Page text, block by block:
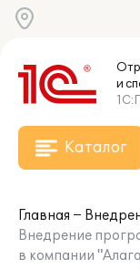
и
Каталог
Главная
Внедрение
в компании